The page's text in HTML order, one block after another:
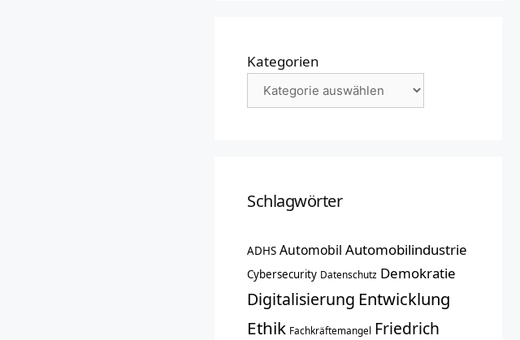
Kategorien
Schlagwörter
ADHS Automobil Automobilindustrie
Cybersecurity Datenschutz Demokratie
Digitalisierung Entwicklung
Ethik Fachkräftemangel Friedrich